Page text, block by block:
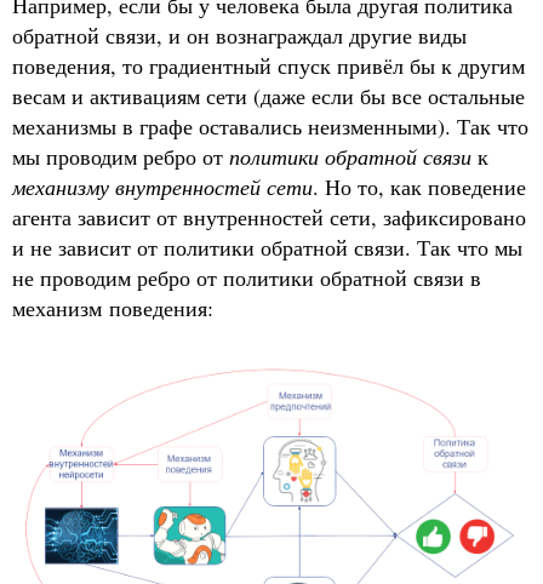
обратной связи, и он вознаграждал другие виды
поведения, то градиентный спуск привёл бы к другим
весам и активациям сети (даже если бы все остальные
механизмы в графе оставались неизменными). Так что
мы проводим ребро от политики обратной связи к
механизму внутренностей сети. Но то, как поведение
агента зависит от внутренностей сети, зафиксировано
и не зависит от политики обратной связи. Так что мы
не проводим ребро от политики обратной связи в
механизм поведения: